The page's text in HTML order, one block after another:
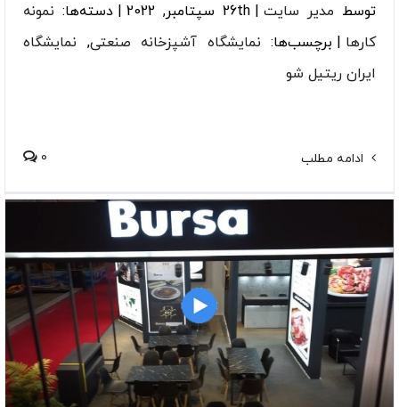
توسط مدیر سایت 26th سپتامبر, 2022 دسته‌ها: نمونه
کارها
برچسب‌ها: نمایشگاه آشپزخانه صنعتی, نمایشگاه
ایران ریتیل شو
ادامه مطلب 0